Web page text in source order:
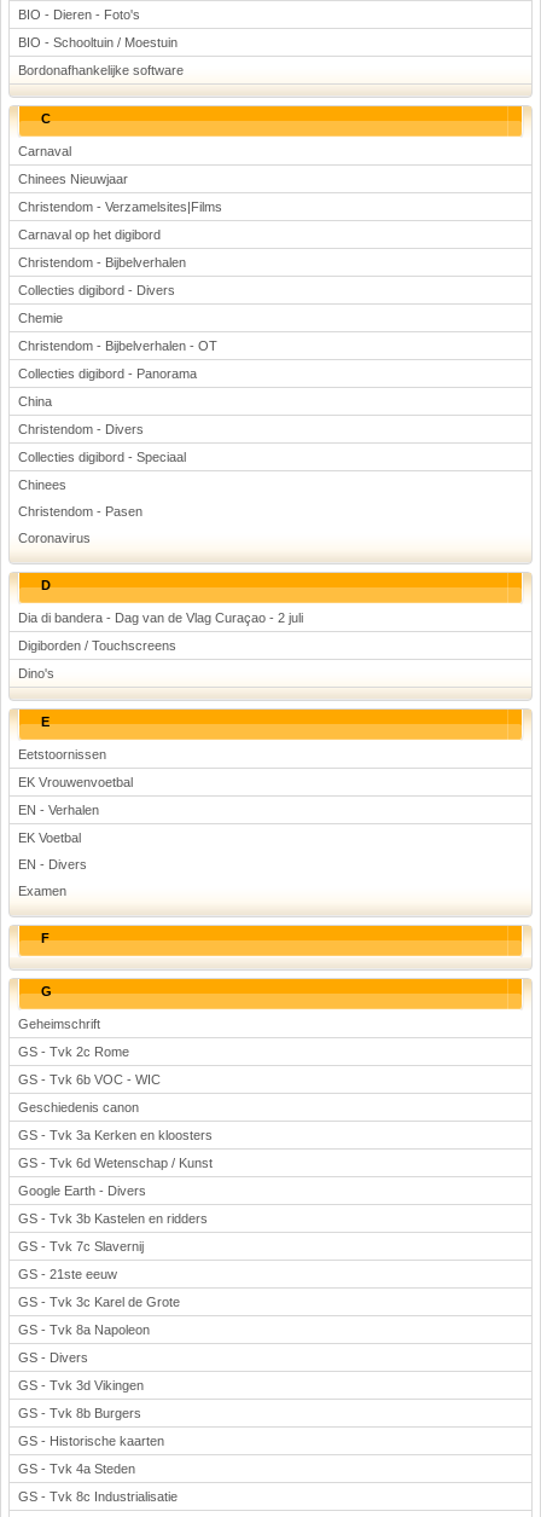
BIO - Dieren - Foto's
BIO - Schooltuin / Moestuin
Bordonafhankelijke software
C
Carnaval
Chinees Nieuwjaar
Christendom - Verzamelsites|Films
Carnaval op het digibord
Christendom - Bijbelverhalen
Collecties digibord - Divers
Chemie
Christendom - Bijbelverhalen - OT
Collecties digibord - Panorama
China
Christendom - Divers
Collecties digibord - Speciaal
Chinees
Christendom - Pasen
Coronavirus
D
Dia di bandera - Dag van de Vlag Curaçao - 2 juli
Digiborden / Touchscreens
Dino's
E
Eetstoornissen
EK Vrouwenvoetbal
EN - Verhalen
EK Voetbal
EN - Divers
Examen
F
G
Geheimschrift
GS - Tvk 2c Rome
GS - Tvk 6b VOC - WIC
Geschiedenis canon
GS - Tvk 3a Kerken en kloosters
GS - Tvk 6d Wetenschap / Kunst
Google Earth - Divers
GS - Tvk 3b Kastelen en ridders
GS - Tvk 7c Slavernij
GS - 21ste eeuw
GS - Tvk 3c Karel de Grote
GS - Tvk 8a Napoleon
GS - Divers
GS - Tvk 3d Vikingen
GS - Tvk 8b Burgers
GS - Historische kaarten
GS - Tvk 4a Steden
GS - Tvk 8c Industrialisatie